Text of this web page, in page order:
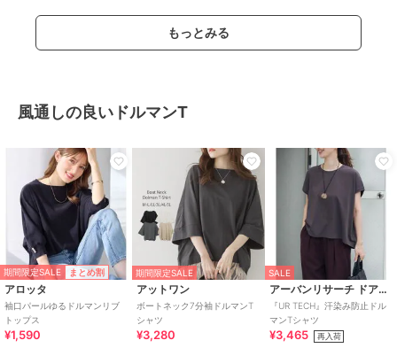
もっとみる
風通しの良いドルマンT
期間限定SALE まとめ割
アロッタ
袖口パールゆるドルマンリブ
トップス
¥1,590
期間限定SALE
アットワン
ボートネック7分袖ドルマンT
シャツ
¥3,280
SALE
アーバンリサーチ ドアーズ
『UR TECH』汗染み防止ドル
マンTシャツ
¥3,465 再入荷